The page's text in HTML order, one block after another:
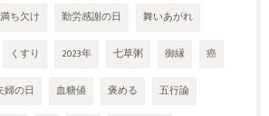
満ち欠け 勤労感謝の日 舞いあがれ
くすり 2023年 七草粥 御縁 癌
婦の日 血糖値 褒める 五行論